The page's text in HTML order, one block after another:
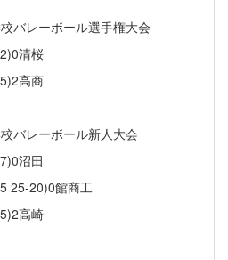
バレーボール選手権大会
清桜
高商
バレーボール新人大会
沼田
25-20)0館商工
高崎